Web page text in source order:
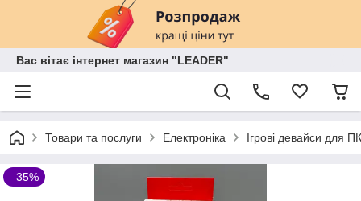
Вас вітає інтернет магазин "LEADER"
Товари та послуги Електроніка Ігрові девайси для ПК
–35%